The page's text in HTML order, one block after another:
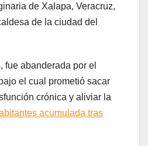
de Xalapa, Veracruz,
de la ciudad del
fue abanderada por el
el cual prometió sacar
crónica y aliviar la
acumulada tras